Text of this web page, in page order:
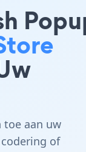
toe aan uw
of